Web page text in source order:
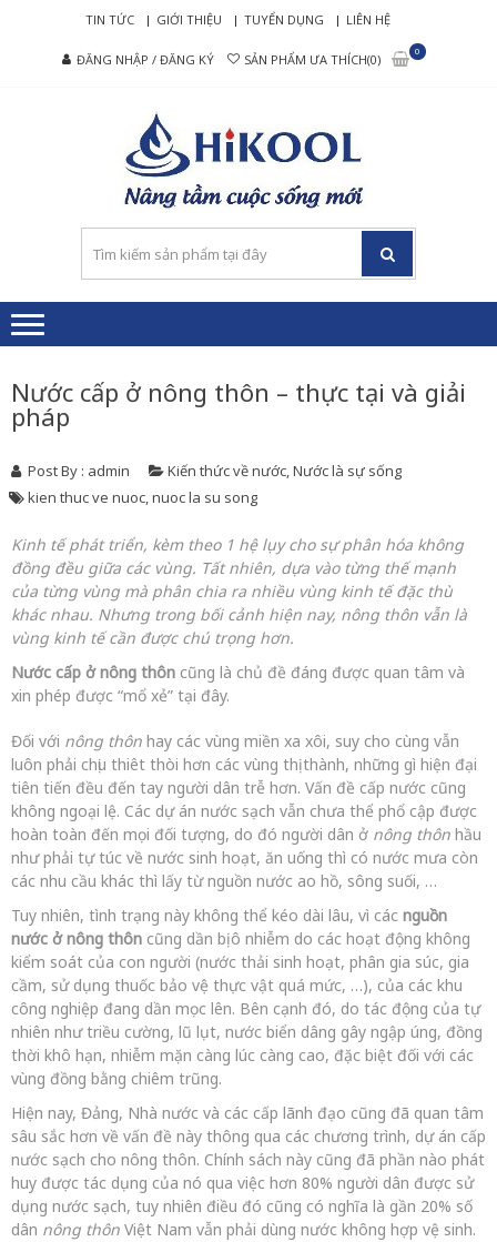
navigation
content
TIN TỨC GIỚI THIỆU TUYỂN DỤNG LIÊN HỆ
ĐĂNG NHẬP / ĐĂNG KÝ SẢN PHẨM ƯA THÍCH(0)
0
–
RO
CẤP
Nước cấp ở nông thôn – thực tại và giải
pháp
Post By : admin Kiến thức về nước,Nước là sự sống
kien thuc ve nuoc,nuoc la su song
Kinh tế phát triển, kèm theo 1 hệ lụy cho sự phân hóa không
đồng đều giữa các vùng. Tất nhiên, dựa vào từng thế mạnh
của từng vùng mà phân chia ra nhiều vùng kinh tế đặc thù
khác nhau. Nhưng trong bối cảnh hiện nay, nông thôn vẫn là
vùng kinh tế cần được chú trọng hơn.
Nước cấp ở nông thôn cũng là chủ đề đáng được quan tâm và
xin phép được “mổ xẻ” tại đây.
Đối với nông thôn hay các vùng miền xa xôi, suy cho cùng vẫn
luôn phải chịu thiêt thòi hơn các vùng thị thành, những gì hiện đại
tiên tiến đều đến tay người dân trễ hơn. Vấn đề cấp nước cũng
không ngoại lệ. Các dự án nước sạch vẫn chưa thể phổ cập được
hoàn toàn đến mọi đối tượng, do đó người dân ở nông thôn hầu
như phải tự túc về nước sinh hoạt, ăn uống thì có nước mưa còn
các nhu cầu khác thì lấy từ nguồn nước ao hồ, sông suối, …
Tuy nhiên, tình trạng này không thể kéo dài lâu, vì các nguồn
nước ở nông thôn cũng dần bị ô nhiễm do các hoạt động không
kiểm soát của con người (nước thải sinh hoạt, phân gia súc, gia
cầm, sử dụng thuốc bảo vệ thực vật quá mức, …), của các khu
công nghiệp đang dần mọc lên. Bên cạnh đó, do tác động của tự
nhiên như triều cường, lũ lụt, nước biển dâng gây ngập úng, đồng
thời khô hạn, nhiễm mặn càng lúc càng cao, đặc biệt đối với các
vùng đồng bằng chiêm trũng.
Hiện nay, Đảng, Nhà nước và các cấp lãnh đạo cũng đã quan tâm
sâu sắc hơn về vấn đề này thông qua các chương trình, dự án cấp
nước sạch cho nông thôn. Chính sách này cũng đã phần nào phát
huy được tác dụng của nó qua việc hơn 80% người dân được sử
dụng nước sạch, tuy nhiên điều đó cũng có nghĩa là gần 20% số
dân nông thôn Việt Nam vẫn phải dùng nước không hợp vệ sinh.